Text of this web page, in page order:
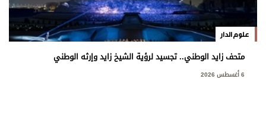
علوم الدار
متحف زايد الوطني.. تجسيد لرؤية الشيخ زايد وإرثه الوطني
6 أغسطس 2026